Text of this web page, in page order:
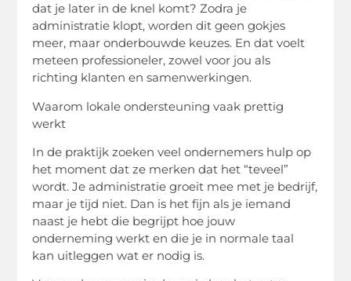
dat je later in de knel komt? Zodra je
administratie klopt, worden dit geen gokjes
meer, maar onderbouwde keuzes. En dat voelt
meteen professioneler, zowel voor jou als
richting klanten en samenwerkingen.
Waarom lokale ondersteuning vaak prettig
werkt
In de praktijk zoeken veel ondernemers hulp op
het moment dat ze merken dat het “teveel”
wordt. Je administratie groeit mee met je bedrijf,
maar je tijd niet. Dan is het fijn als je iemand
naast je hebt die begrijpt hoe jouw
onderneming werkt en die je in normale taal
kan uitleggen wat er nodig is.